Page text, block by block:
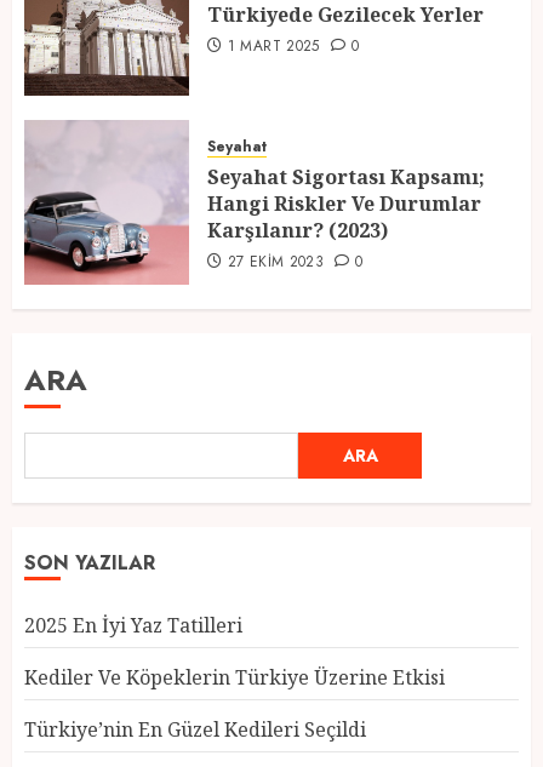
Türkiyede Gezilecek Yerler
1 MART 2025 0
Seyahat
Seyahat Sigortası Kapsamı;
Hangi Riskler Ve Durumlar
Karşılanır? (2023)
27 EKIM 2023 0
ARA
ARA
SON YAZILAR
2025 En İyi Yaz Tatilleri
Kediler Ve Köpeklerin Türkiye Üzerine Etkisi
Türkiye’nin En Güzel Kedileri Seçildi